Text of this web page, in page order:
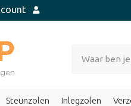
Steunzolen Inlegzolen